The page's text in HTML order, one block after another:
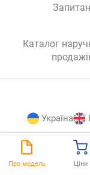
Про модель Ціни
Каталог
Україна
Katalog
© E-Katalog, 2026